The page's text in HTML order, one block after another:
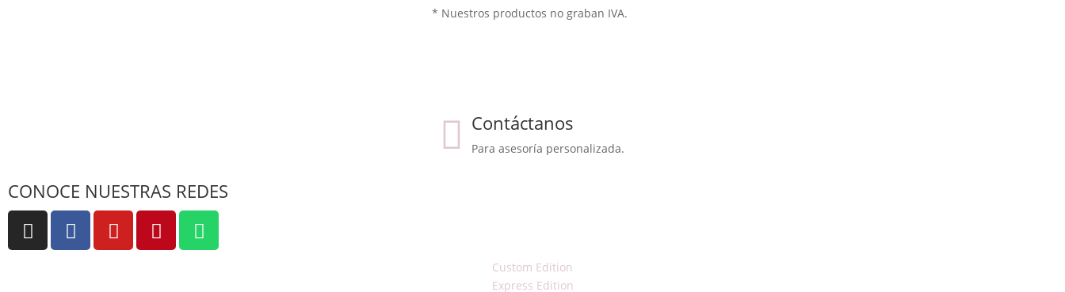
* Nuestros productos no graban IVA.
Contáctanos
Para asesoría personalizada.
CONOCE NUESTRAS REDES
Custom Edition
Express Edition